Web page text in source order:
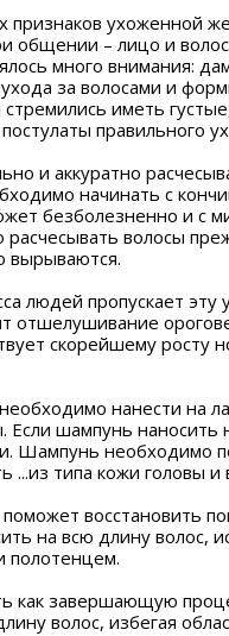
признаков ухоженной
общении – лицо и
много внимания:
за волосами и
иметь
правильного
и аккуратно
начинать с
безболезненно и с
волосы
вырываются.
людей пропускает
отшелушивание
скорейшему росту
нанести на
Если шампунь
Шампунь необходимо
типа кожи головы и
восстановить
на всю длину волос,
полотенцем.
как завершающую
волос, избегая